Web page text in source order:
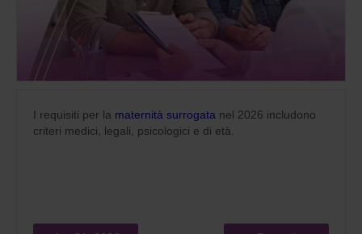
I requisiti per la maternità surrogata nel 2026 includono
criteri medici, legali, psicologici e di età.